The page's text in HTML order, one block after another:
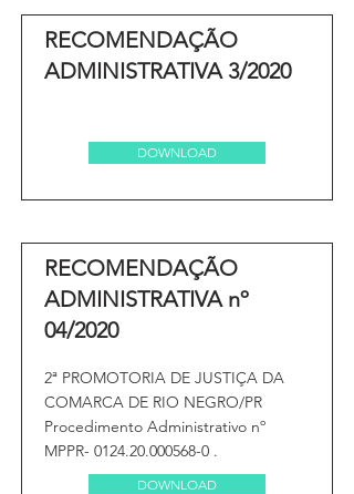
RECOMENDAÇÃO
ADMINISTRATIVA 3/2020
DOWNLOAD
RECOMENDAÇÃO
ADMINISTRATIVA nº
04/2020
2ª PROMOTORIA DE JUSTIÇA DA
COMARCA DE RIO NEGRO/PR
Procedimento Administrativo nº
MPPR- 0124.20.000568-0 .
DOWNLOAD